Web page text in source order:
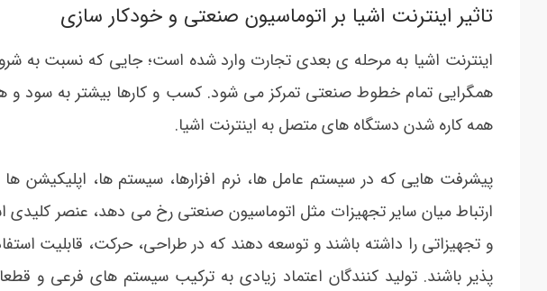
تاثیر اینترنت اشیا بر اتوماسیون صنعتی و خودکار سازی
اینترنت اشیا به مرحله ی بعدی تجارت وارد شده است؛ جایی که نسبت به
همگرایی تمام خطوط صنعتی تمرکز می شود. کسب و کارها بیشتر به سود
همه کاره شدن دستگاه های متصل به اینترنت اشیا.
پیشرفت هایی که در سیستم عامل ها، نرم افزارها، سیستم ها، اپلیکیشن
ارتباط میان سایر تجهیزات مثل اتوماسیون صنعتی رخ می دهد، عنصر کلیدی
و تجهیزاتی را داشته باشند و توسعه دهند که در طراحی، حرکت، قابلیت
پذیر باشند. تولید کنندگان اعتماد زیادی به ترکیب سیستم های فرعی و